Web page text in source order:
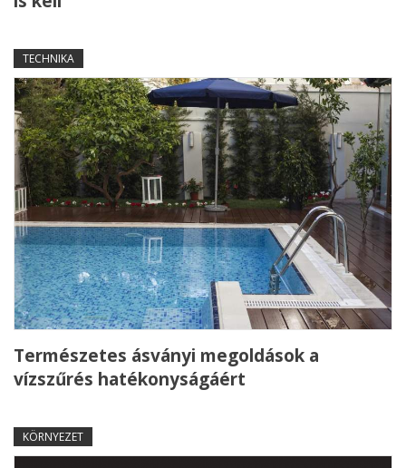
TECHNIKA
Természetes ásványi megoldások a
vízszűrés hatékonyságáért
KÖRNYEZET